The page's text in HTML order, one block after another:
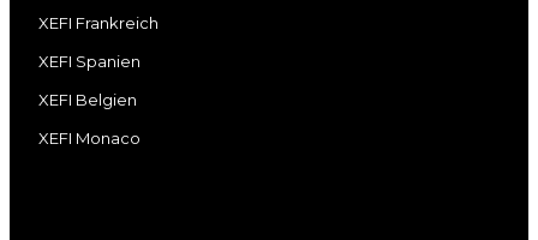
XEFI Frankreich
XEFI Spanien
XEFI Belgien
XEFI Monaco